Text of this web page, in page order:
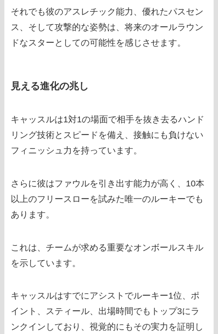
それでも彼のアスレチック能力、優れたパスセン
ス、そして攻撃的な姿勢は、将来のオールラウン
ドなスターとしての可能性を感じさせます。
見える進化の兆し
キャッスルは1対1の場面で相手を抜き去るハンド
リング技術とスピードを備え、接触にも負けない
フィニッシュ力を持っています。
さらに彼はファウルを引き出す能力が高く、10本
以上のフリースローを試みた唯一のルーキーでも
あります。
これは、チームが求める重要なオンボールスキル
を示しています。
キャッスルはすでにアシストでルーキー1位、ポ
イント、スティール、出場時間でもトップ3にラ
ンクインしており、視覚的にもその実力を証明し